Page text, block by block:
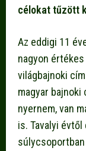
célokat tűzött
Az eddigi 11
nagyon
világbajnoki
magyar
nyernem, van
is. Tavalyi